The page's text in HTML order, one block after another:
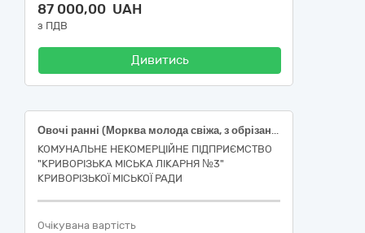
87 000,00 UAH
з ПДВ
Дивитись
Овочі ранні (Морква молода свіжа, з обрізаною зеленню, 1 кг ДК 021:2015 03221112-4; Буряк столовий молодий, з обрізаною зеленню, першого товарного сорту, 1 кг ДК 021:2015 03221111-7; Цибуля ріпчаста свіжа, вищого товарного сорту, від 5 см, ДСТУ 3234, 1 кг ДК 021:2015 03221113-1) ДК 021:2015: 03220000-9 Овочі, фрукти та горіхи
КОМУНАЛЬНЕ НЕКОМЕРЦІЙНЕ ПІДПРИЄМСТВО
"КРИВОРІЗЬКА МІСЬКА ЛІКАРНЯ №3"
КРИВОРІЗЬКОЇ МІСЬКОЇ РАДИ
Очікувана вартість